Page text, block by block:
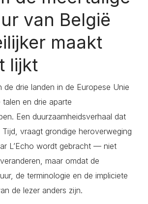
van België
maakt
lijkt
de drie landen in de Europese Unie
en drie aparte
Een duurzaamheidsverhaal dat
vraagt grondige heroverweging
L’Echo wordt gebracht — niet
maar omdat de
de terminologie en de impliciete
de lezer anders zijn.